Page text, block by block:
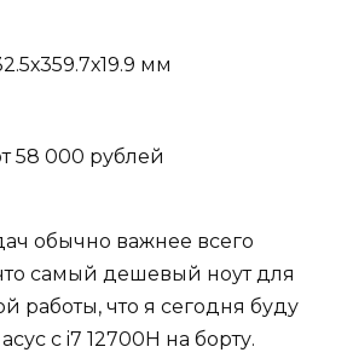
мм
58 000 рублей
обычно важнее всего
самый дешевый ноут для
работы, что я сегодня буду
с i7 12700H на борту.